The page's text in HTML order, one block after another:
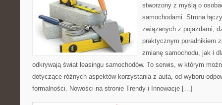
stworzony z myślą o
samochodami. Strona
związanych z pojazdami,
praktycznym poradnikiem
zmianę samochodu, jak i
odkrywają świat leasingu samochodów. To serwis, w którym
dotyczące różnych aspektów korzystania z auta, od wyboru
formalności. Nowości na stronie Trendy i Innowacje […]